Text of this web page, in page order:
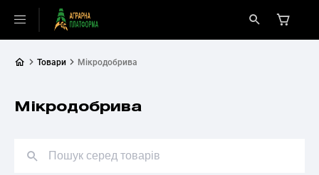
Товари Мікродобрива
Мікродобрива